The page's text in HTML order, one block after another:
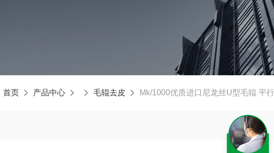
首页 产品中心 毛辊去皮 Mk/1000优质进口尼龙丝U型毛辊 平